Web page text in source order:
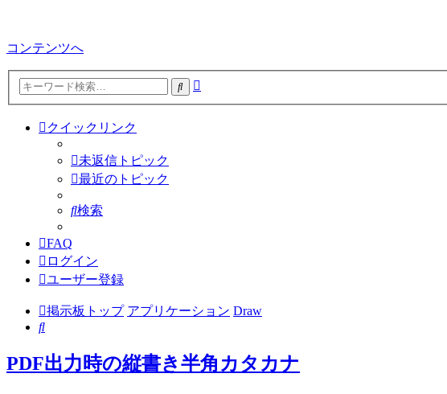
コンテンツへ
検
クイックリンク
未返信トピック
最近のトピック
検索
FAQ
ログイン
ユーザー登録
掲示板トップ アプリケーション Draw
検
PDF出力時の縦書き半角カタカナ